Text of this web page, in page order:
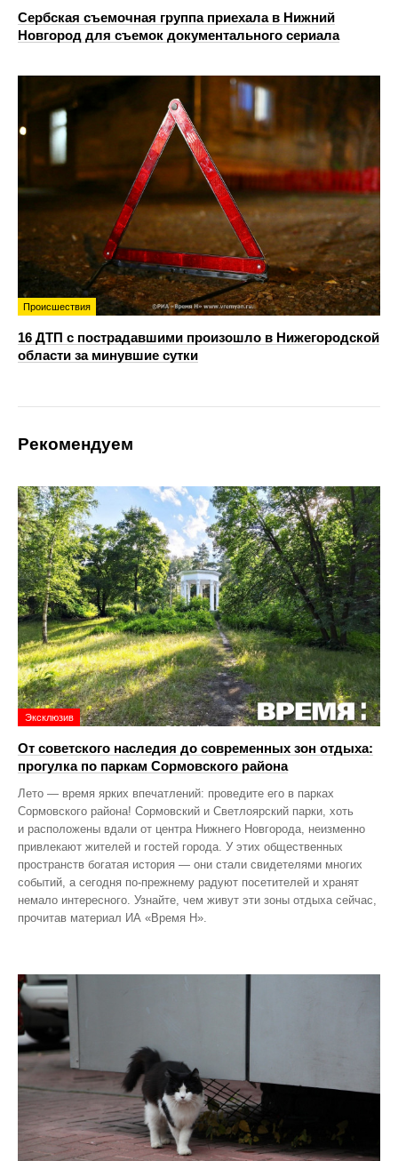
Сербская съемочная группа приехала в Нижний
Новгород для съемок документального сериала
Происшествия
16 ДТП с пострадавшими произошло в Нижегородской
области за минувшие сутки
Рекомендуем
Эксклюзив
От советского наследия до современных зон отдыха:
прогулка по паркам Сормовского района
Лето — время ярких впечатлений: проведите его в парках
Сормовского района! Сормовский и Светлоярский парки, хоть
и расположены вдали от центра Нижнего Новгорода, неизменно
привлекают жителей и гостей города. У этих общественных
пространств богатая история — они стали свидетелями многих
событий, а сегодня по‑прежнему радуют посетителей и хранят
немало интересного. Узнайте, чем живут эти зоны отдыха сейчас,
прочитав материал ИА «Время Н».